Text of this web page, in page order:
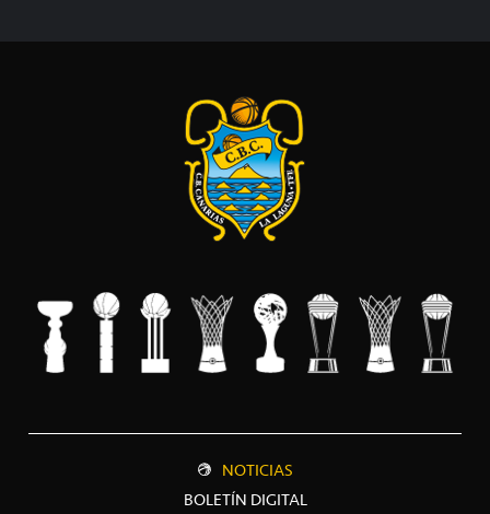
NOTICIAS
BOLETÍN DIGITAL